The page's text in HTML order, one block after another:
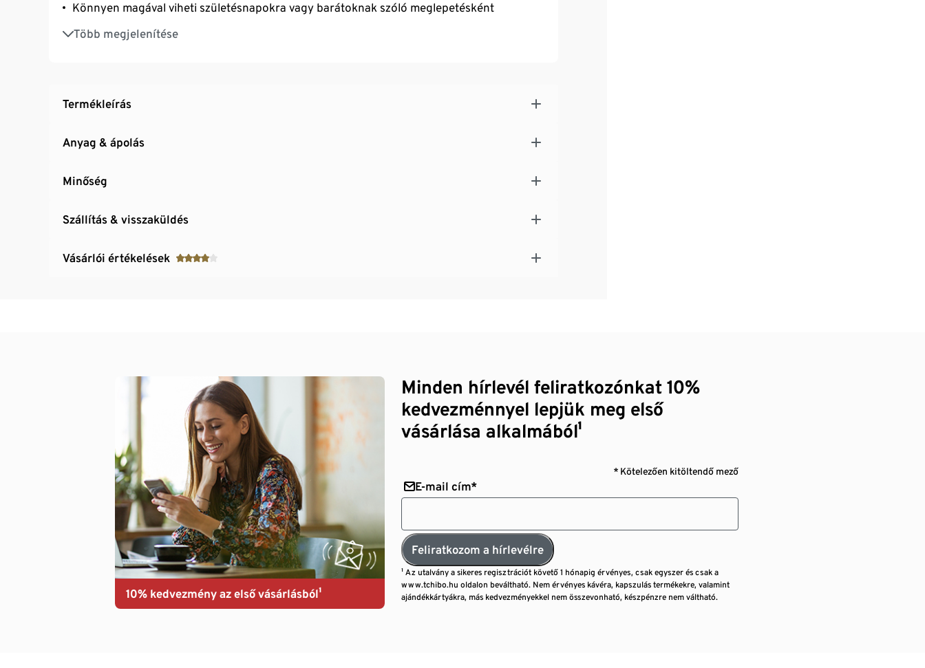
Könnyen magával viheti születésnapokra vagy barátoknak szóló meglepetésként
Több megjelenítése
Receptjavaslatokkal
Termékleírás
Anyag & ápolás
Minőség
Szállítás & visszaküldés
Vásárlói értékelések
10% kedvezmény az első vásárlásból¹
Minden hírlevél feliratkozónkat 10%
kedvezménnyel lepjük meg első
vásárlása alkalmából¹
* Kötelezően kitöltendő mező
E-mail cím*
Feliratkozom a hírlevélre
¹ Az utalvány a sikeres regisztrációt követő 1 hónapig érvényes, csak egyszer és csak a
www.tchibo.hu oldalon beváltható. Nem érvényes kávéra, kapszulás termékekre, valamint
ajándékkártyákra, más kedvezményekkel nem összevonható, készpénzre nem váltható.